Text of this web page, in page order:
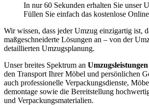
In nur 60 Sekunden erhalten Sie unser
Füllen Sie einfach das kostenlose
Wir wissen, dass jeder Umzug einzigartig ist,
maßgeschneiderte Lösungen an – von der
detaillierten Umzugsplanung.
Unser breites Spektrum an Umzugsleistungen
den Transport Ihrer Möbel und persönlichen
auch professionelle Verpackungsdienste,
demontage sowie die Bereitstellung
und Verpackungsmaterialien.